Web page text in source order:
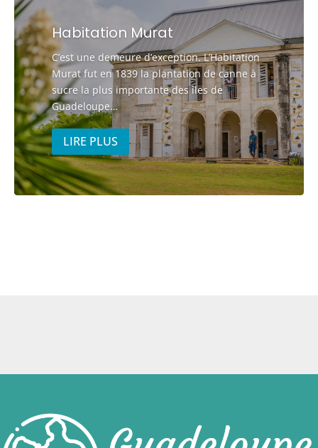
Habitation Murat
C’est une demeure d’exception. L’Habitation
Murat fut en 1839 la plantation de canne à
sucre la plus importante des îles de
Guadeloupe…
LIRE PLUS